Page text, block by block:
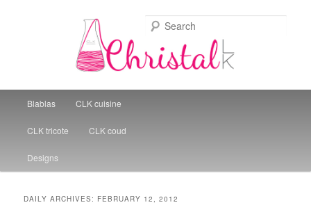
Christal Little Kitchen
Skip to primary content
Skip to secondary content
Blablas CLK cuisine
CLK tricote CLK coud
Designs
DAILY ARCHIVES: FEBRUARY 12, 2012